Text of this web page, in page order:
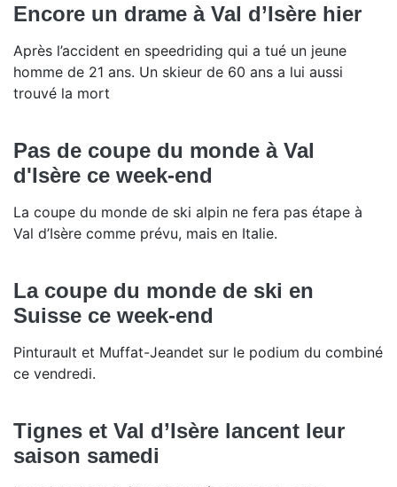
Encore un drame à Val d’Isère hier
Après l’accident en speedriding qui a tué un jeune
homme de 21 ans. Un skieur de 60 ans a lui aussi
trouvé la mort
Pas de coupe du monde à Val
d'Isère ce week-end
La coupe du monde de ski alpin ne fera pas étape à
Val d’Isère comme prévu, mais en Italie.
La coupe du monde de ski en
Suisse ce week-end
Pinturault et Muffat-Jeandet sur le podium du combiné
ce vendredi.
Tignes et Val d’Isère lancent leur
saison samedi